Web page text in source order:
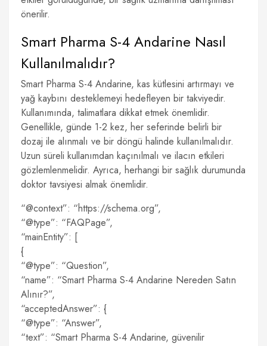
önerilir.
Smart Pharma S-4 Andarine Nasıl
Kullanılmalıdır?
Smart Pharma S-4 Andarine, kas kütlesini artırmayı ve
yağ kaybını desteklemeyi hedefleyen bir takviyedir.
Kullanımında, talimatlara dikkat etmek önemlidir.
Genellikle, günde 1-2 kez, her seferinde belirli bir
dozaj ile alınmalı ve bir döngü halinde kullanılmalıdır.
Uzun süreli kullanımdan kaçınılmalı ve ilacın etkileri
gözlemlenmelidir. Ayrıca, herhangi bir sağlık durumunda
doktor tavsiyesi almak önemlidir.
“@context”: “https://schema.org”,
“@type”: “FAQPage”,
“mainEntity”: [
{
“@type”: “Question”,
“name”: “Smart Pharma S-4 Andarine Nereden Satın
Alınır?”,
“acceptedAnswer”: {
“@type”: “Answer”,
“text”: “Smart Pharma S-4 Andarine, güvenilir